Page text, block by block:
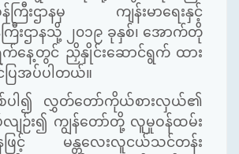
န်ကြီးဌာနမှ ကျန်းမာရေးနှင့်
ကြီးဌာနသို့ ၂၀၁၉ ခုနှစ်၊ အောက်တို
နေ့တွင် ညှိနှိုင်းဆောင်ရွက် ထား
ပြအပ်ပါတယ်။
ပါ၍ လွှတ်တော်ကိုယ်စားလှယ်၏
ပ်လျဉ်း၍ ကျွန်တော်တို့ လူမှုဝန်ထမ်း
ေဖြင့် မန္တလေးလူငယ်သင်တန်း